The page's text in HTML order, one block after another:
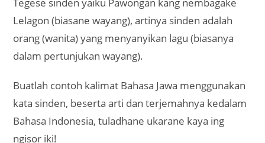
Lelagon (biasane wayang), artinya sinden adalah
orang (wanita) yang menyanyikan lagu (biasanya
dalam pertunjukan wayang).
Buatlah contoh kalimat Bahasa Jawa menggunakan
kata sinden, beserta arti dan terjemahnya kedalam
Bahasa Indonesia, tuladhane ukarane kaya ing
ngisor iki!